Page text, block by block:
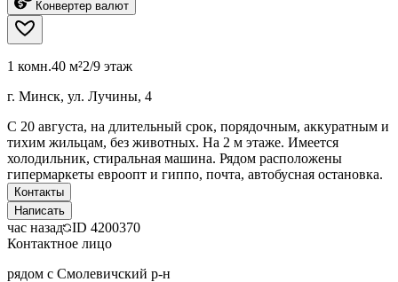
Конвертер валют
1 комн.40 м²2/9 этаж
г. Минск, ул. Лучины, 4
С 20 августа, на длительный срок, порядочным, аккуратным и
тихим жильцам, без животных. На 2 м этаже. Имеется
холодильник, стиральная машина. Рядом расположены
гипермаркеты евроопт и гиппо, почта, автобусная остановка.
Контакты
Написать
час назад ID 4200370
Контактное лицо
рядом с Смолевичский р-н